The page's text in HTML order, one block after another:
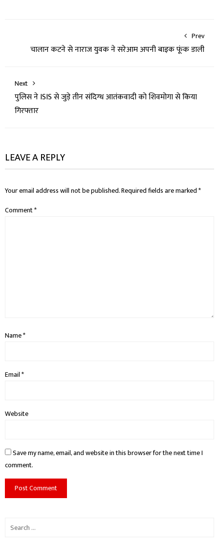
Prev
चालान कटने से नाराज युवक ने सरेआम अपनी बाइक फूंक डाली
Next
पुलिस ने ISIS से जुड़े तीन संदिग्ध आतंकवादी को शिवमोगा से किया
गिरफ्तार
LEAVE A REPLY
Your email address will not be published.Required fields are marked*
Comment*
Name*
Email*
Website
Save my name, email, and website in this browser for the next time I
comment.
Search